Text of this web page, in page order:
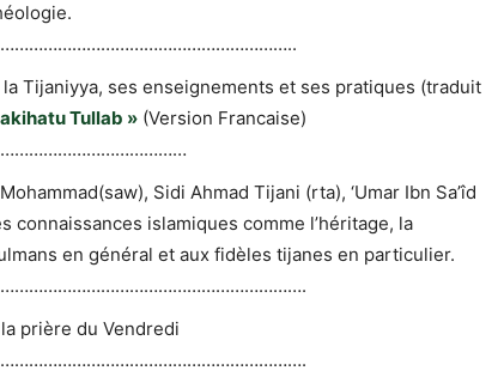
Tijaniyya, ses enseignements et ses pratiques (traduit
Tullab » (Version Francaise)
Sidi Ahmad Tijani (rta), ‘Umar Ibn Sa’îd
connaissances islamiques comme l’héritage, la
en général et aux fidèles tijanes en particulier.
prière du Vendredi